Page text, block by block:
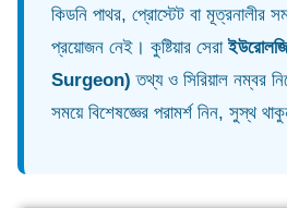
কিডনি পাথর, প্রোস্টেট বা মূত্রনালীর
প্রয়োজন নেই। কুষ্টিয়ার সেরা
Surgeon) তথ্য ও সিরিয়াল নম্বর
সময়ে বিশেষজ্ঞের পরামর্শ নিন, সুস্থ